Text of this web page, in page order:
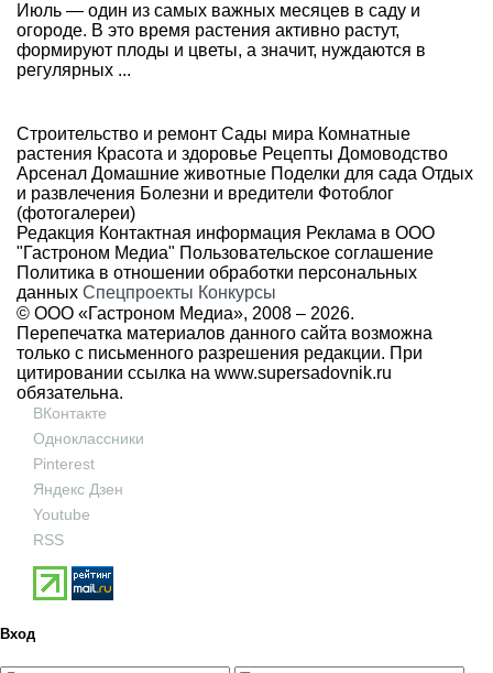
Июль — один из самых важных месяцев в саду и
огороде. В это время растения активно растут,
формируют плоды и цветы, а значит, нуждаются в
регулярных ...
Строительство и ремонт Сады мира Комнатные
растения Красота и здоровье Рецепты Домоводство
Арсенал Домашние животные Поделки для сада Отдых
и развлечения Болезни и вредители Фотоблог
(фотогалереи)
Редакция Контактная информация Реклама в ООО
"Гастроном Медиа" Пользовательское соглашение
Политика в отношении обработки персональных
данных Спецпроекты Конкурсы
© ООО «Гастроном Медиа», 2008 – 2026.
Перепечатка материалов данного сайта возможна
только с письменного разрешения редакции. При
цитировании ссылка на www.supersadovnik.ru
обязательна.
ВКонтакте
Одноклассники
Pinterest
Яндекс Дзен
Youtube
RSS
Вход